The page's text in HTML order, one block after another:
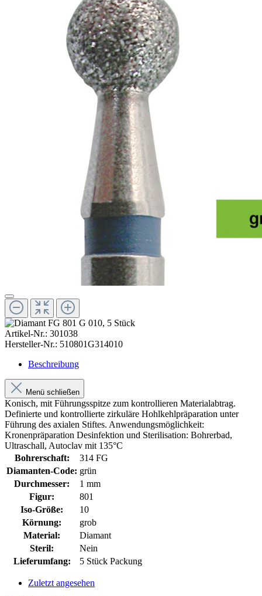
Artikel-Nr.: 301038
Hersteller-Nr.: 510801G314010
Beschreibung
Menü schließen
Konisch, mit Führungsspitze zum kontrollieren Materialabtrag.
Definierte und kontrollierte zirkuläre Hohlkehlpräparation unter
Führung des axialen Stiftes. Anwendungsmöglichkeit:
Kronenpräparation Desinfektion und Sterilisation: Bohrerbad,
Ultraschall, Autoclav mit 135°C
Bohrerschaft:
314 FG
Diamanten-Code: grün
Durchmesser:
1 mm
Figur:
801
Iso-Größe:
10
Körnung:
grob
Material:
Diamant
Steril:
Nein
Lieferumfang:
5 Stück Packung
Zuletzt angesehen